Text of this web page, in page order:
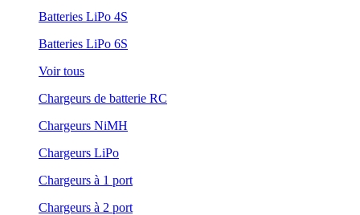
Batteries LiPo 4S
Batteries LiPo 6S
Voir tous
Chargeurs de batterie RC
Chargeurs NiMH
Chargeurs LiPo
Chargeurs à 1 port
Chargeurs à 2 port